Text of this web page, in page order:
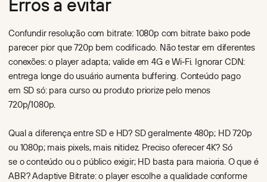
Confundir resolução com bitrate: 1080p com bitrate baixo pode
parecer pior que 720p bem codificado. Não testar em diferentes
conexões: o player adapta; valide em 4G e Wi‑Fi. Ignorar CDN:
entrega longe do usuário aumenta buffering. Conteúdo pago
em SD só: para curso ou produto priorize pelo menos
720p/1080p.
Qual a diferença entre SD e HD? SD geralmente 480p; HD 720p
ou 1080p; mais pixels, mais nitidez. Preciso oferecer 4K? Só
se o conteúdo ou o público exigir; HD basta para maioria. O que é
ABR? Adaptive Bitrate: o player escolhe a qualidade conforme